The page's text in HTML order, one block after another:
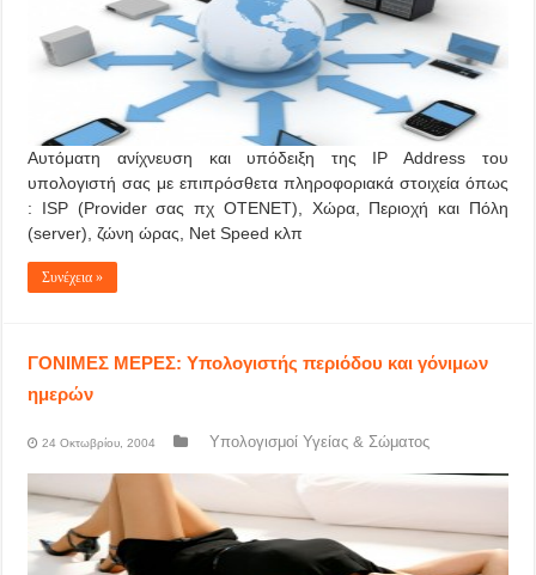
Αυτόματη ανίχνευση και υπόδειξη της IP Address του
υπολογιστή σας με επιπρόσθετα πληροφοριακά στοιχεία όπως
: ISP (Provider σας πχ ΟΤΕΝΕΤ), Χώρα, Περιοχή και Πόλη
(server), ζώνη ώρας, Net Speed κλπ
Συνέχεια »
ΓΟΝΙΜΕΣ ΜΕΡΕΣ: Υπολογιστής περιόδου και γόνιμων
ημερών
24 Οκτωβρίου, 2004 Υπολογισμοί Υγείας & Σώματος